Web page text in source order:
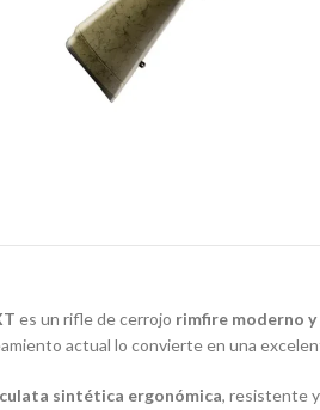
es un rifle de cerrojo rimfire moderno
actual lo convierte en una
culata sintética ergonómica, resistente